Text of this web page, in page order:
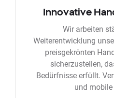
Innovative
Wir arbeiten
Weiterentwicklung
preisgekrönten
sicherzustellen,
Bedürfnisse erfüllt.
und